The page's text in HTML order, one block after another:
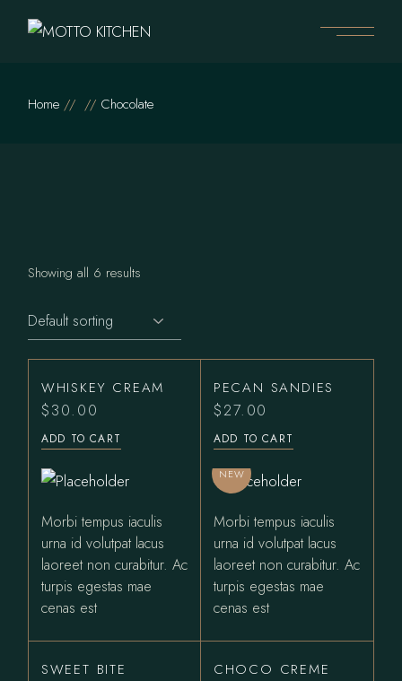
Home Chocolate
Showing all 6 results
WHISKEY CREAM
$30.00
ADD TO CART
Morbi tempus iaculis
urna id volutpat lacus
laoreet non curabitur. Ac
turpis egestas mae
cenas est
PECAN SANDIES
$27.00
ADD TO CART
NEW
Morbi tempus iaculis
urna id volutpat lacus
laoreet non curabitur. Ac
turpis egestas mae
cenas est
SWEET BITE CHOCO CREME